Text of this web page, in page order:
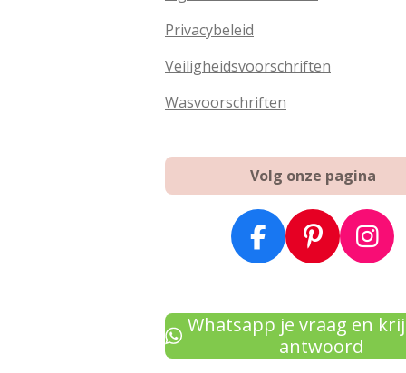
Privacybeleid
Veiligheidsvoorschriften
Wasvoorschriften
Volg onze pagina
F
a
e
P
i
t
e
I
n
t
Whatsapp je vraag en
antwoord